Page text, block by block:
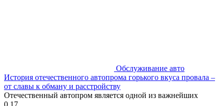
Обслуживание авто
История отечественного автопрома горького вкуса провала –
от славы к обману и расстройству
Отечественный автопром является одной из важнейших
0 17